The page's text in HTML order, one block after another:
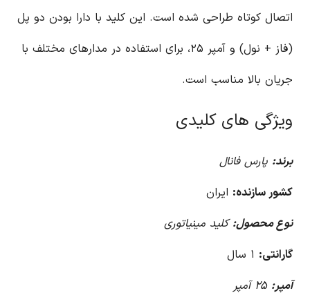
اتصال کوتاه طراحی شده است. این کلید با دارا بودن دو پل
(فاز + نول) و آمپر ۲۵، برای استفاده در مدارهای مختلف با
جریان بالا مناسب است.
ویژگی های کلیدی
برند: پارس فانال
کشور سازنده: ایران
نوع محصول:کلید مینیاتوری
گارانتی:
آمپر: